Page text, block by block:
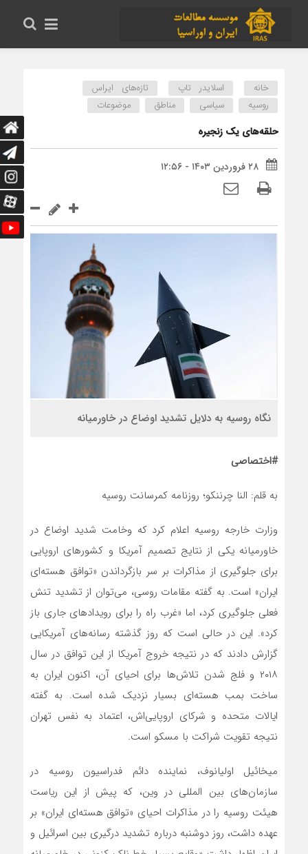
خانه اسلایدر تاپ
تازه‌های ایراس
روسیه
سیاسی مناطق موضوعات
حلقه‌های یک زنجیره
۲۸ فروردین ۱۴۰۳ - ۱۲:۵۶
نگاه روسیه به دلایل تشدید اوضاع در خاورمیانه
#اختصاصی
به قلم: النا چرننکو؛ روزنامه کمرسانت روسیه
وزارت خارجه روسیه اعلام کرد که وخامت شدید اوضاع در
خاورمیانه یکی از نتایج تصمیم آمریکا و کشورهای اروپایی
برای جلوگیری از مذاکرات بر سر بازگرداندن «توافق هسته‌ای
ایران» است. به گفته مقامات روسی، می‌توان از تشدید تنش
فعلی جلوگیری کرد، اما «غرب راه را برای رویدادهای جاری باز
کرد». این در حالی است که روز گذشته رسانه‌های آمریکایی
گزارش دادند که در نتیجه خروج آمریکا از این توافق در سال
۲۰۱۸ و فلج شدن تلاش‌ها برای احیای آن، اکنون ایران به
ساخت بمب هسته‌ای بسیار نزدیک شده است. به گفته
ایالات متحده و شرکای اروپایی‌اش، اعتماد به نفس تهران
نتیجه تقویت شراکت با مسکو است.
میخائیل اولیانوف، نماینده دائم فدراسیون روسیه در
سازمان‌های بین المللی در وین، که پیش از این ریاست
هیئت روسیه را در مذاکرات احیای «توافق هسته‌ای ایران» بر
عهده داشت، روز دوشنبه درباره تشدید درگیری بین اسرائیل و